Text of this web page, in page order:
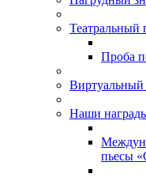
Театральный
Проба
Виртуальный
Наши
пьесы